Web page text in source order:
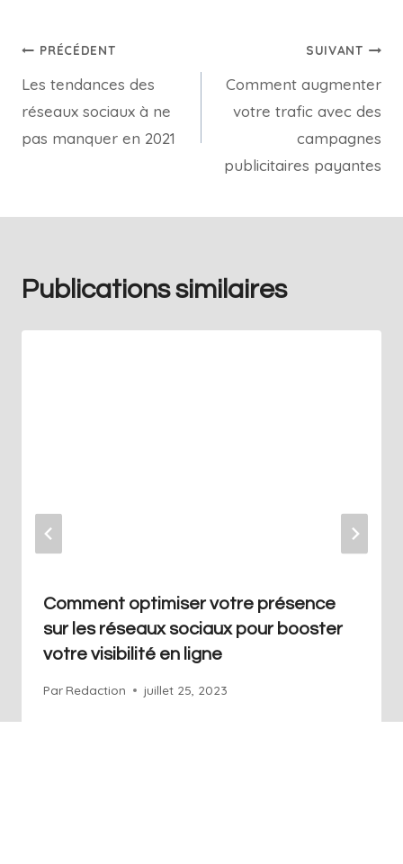
PRÉCÉDENT
Les tendances des
réseaux sociaux à ne
pas manquer en 2021
SUIVANT
Comment augmenter
votre trafic avec des
campagnes
publicitaires payantes
Publications similaires
Comment optimiser votre présence
sur les réseaux sociaux pour booster
votre visibilité en ligne
Par Redaction juillet 25, 2023